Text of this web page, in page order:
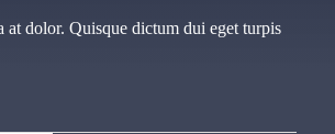
at dolor. Quisque dictum dui eget turpis